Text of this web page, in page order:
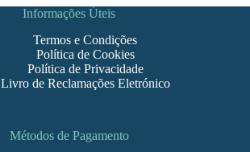
Informações Úteis
Termos e Condições
Política de Cookies
Política de Privacidade
Livro de Reclamações Eletrónico
Métodos de Pagamento